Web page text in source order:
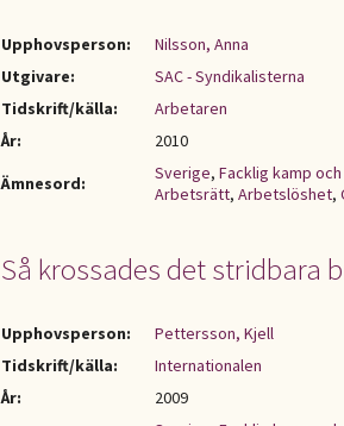
Upphovsperson:
Nilsson, Anna
Utgivare:
SAC - Syndikalisterna
Tidskrift/källa:
Arbetaren
År:
2010
Ämnesord:
Sverige, Facklig kamp
Arbetsrätt, Arbetslöshet,
Så krossades det stridbara
Upphovsperson:
Pettersson, Kjell
Tidskrift/källa:
Internationalen
År:
2009